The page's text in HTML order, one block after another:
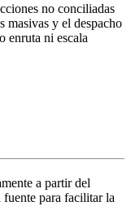
no conciliadas
masivas y el despacho
enruta ni escala
a partir del
fuente para facilitar la